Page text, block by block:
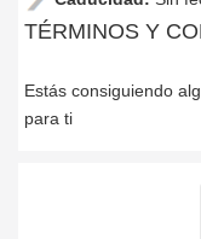
TÉRMINOS Y
Estás consiguiendo
para ti